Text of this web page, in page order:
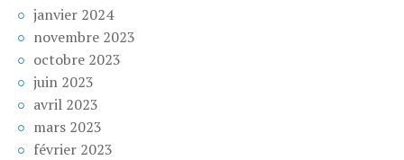
janvier 2024
novembre 2023
octobre 2023
juin 2023
avril 2023
mars 2023
février 2023